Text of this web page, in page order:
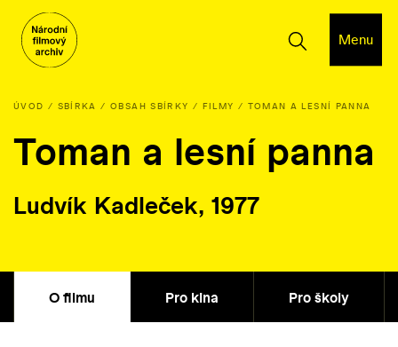
Menu
ÚVOD SBÍRKA OBSAH SBÍRKY FILMY TOMAN A LESNÍ PANNA
Toman a lesní panna
Ludvík Kadleček, 1977
O filmu Pro kina Pro školy